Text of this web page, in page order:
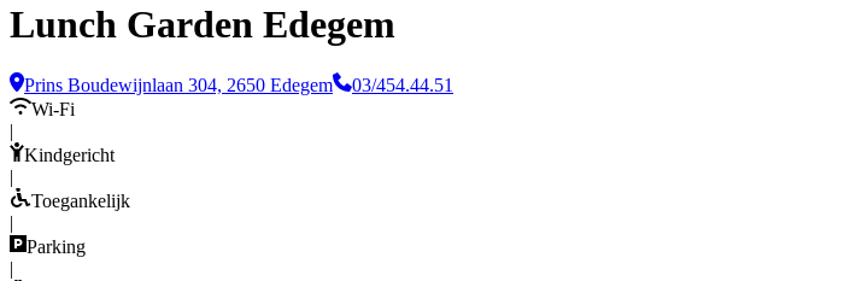
Lunch Garden Edegem
Prins Boudewijnlaan 304, 2650 Edegem
03/454.44.51
Wi-Fi
|
Kindgericht
|
Toegankelijk
|
Parking
|